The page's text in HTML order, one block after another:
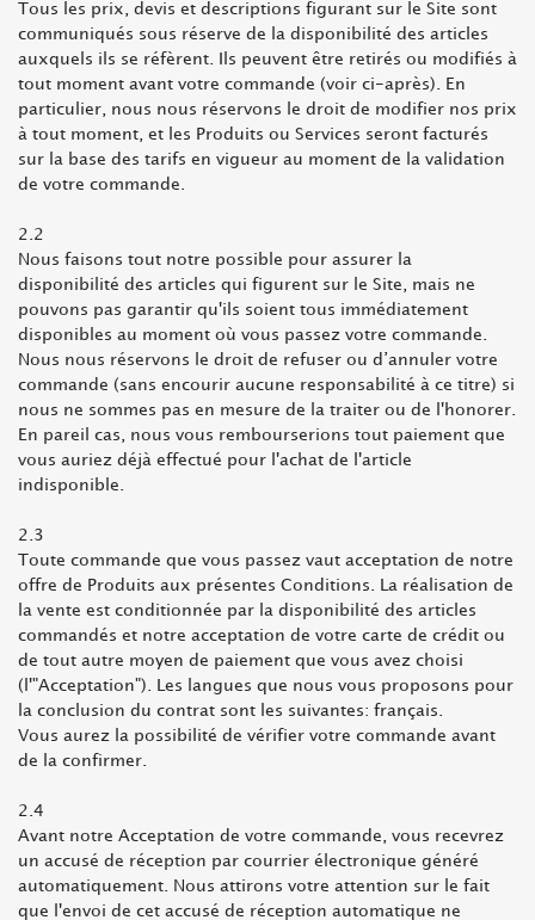
Tous les prix, devis et descriptions figurant sur le Site sont
communiqués sous réserve de la disponibilité des articles
auxquels ils se réfèrent. Ils peuvent être retirés ou modifiés à
tout moment avant votre commande (voir ci-après). En
particulier, nous nous réservons le droit de modifier nos prix
à tout moment, et les Produits ou Services seront facturés
sur la base des tarifs en vigueur au moment de la validation
de votre commande.
2.2
Nous faisons tout notre possible pour assurer la
disponibilité des articles qui figurent sur le Site, mais ne
pouvons pas garantir qu'ils soient tous immédiatement
disponibles au moment où vous passez votre commande.
Nous nous réservons le droit de refuser ou d’annuler votre
commande (sans encourir aucune responsabilité à ce titre) si
nous ne sommes pas en mesure de la traiter ou de l'honorer.
En pareil cas, nous vous rembourserions tout paiement que
vous auriez déjà effectué pour l'achat de l'article
indisponible.
2.3
Toute commande que vous passez vaut acceptation de notre
offre de Produits aux présentes Conditions. La réalisation de
la vente est conditionnée par la disponibilité des articles
commandés et notre acceptation de votre carte de crédit ou
de tout autre moyen de paiement que vous avez choisi
(l'"Acceptation"). Les langues que nous vous proposons pour
la conclusion du contrat sont les suivantes: français.
Vous aurez la possibilité de vérifier votre commande avant
de la confirmer.
2.4
Avant notre Acceptation de votre commande, vous recevrez
un accusé de réception par courrier électronique généré
automatiquement. Nous attirons votre attention sur le fait
que l'envoi de cet accusé de réception automatique ne